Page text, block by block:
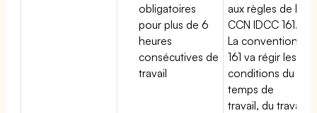
obligatoires
pour plus de 6
heures
consécutives de
travail
aux règles de la
CCN IDCC 161.
La convention
161 va régir les
conditions du
temps de
travail, du travail